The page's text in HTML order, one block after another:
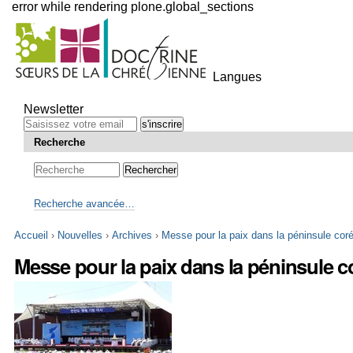
error while rendering plone.global_sections
Outils
personnels
Langues
au
contenu.
Aller
Newsletter
Recherche
Recherche avancée…
Accueil › Nouvelles ›Archives › Messe pour la paix dans la péninsule
Messe pour la paix dans la péninsule